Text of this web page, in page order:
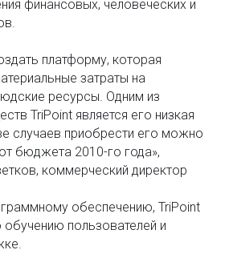
финансовых, человеческих и
платформу, которая
затраты на
ресурсы. Одним из
TriPoint является его низкая
случаев приобрести его можно
бюджета 2010-го года»,
коммерческий директор
обеспечению, TriPoint
обучению пользователей и